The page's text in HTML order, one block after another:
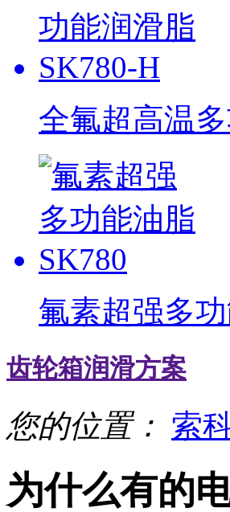
全氟超高温
氟素超强多
齿轮箱润滑方案
您的位置： 索
为什么有的